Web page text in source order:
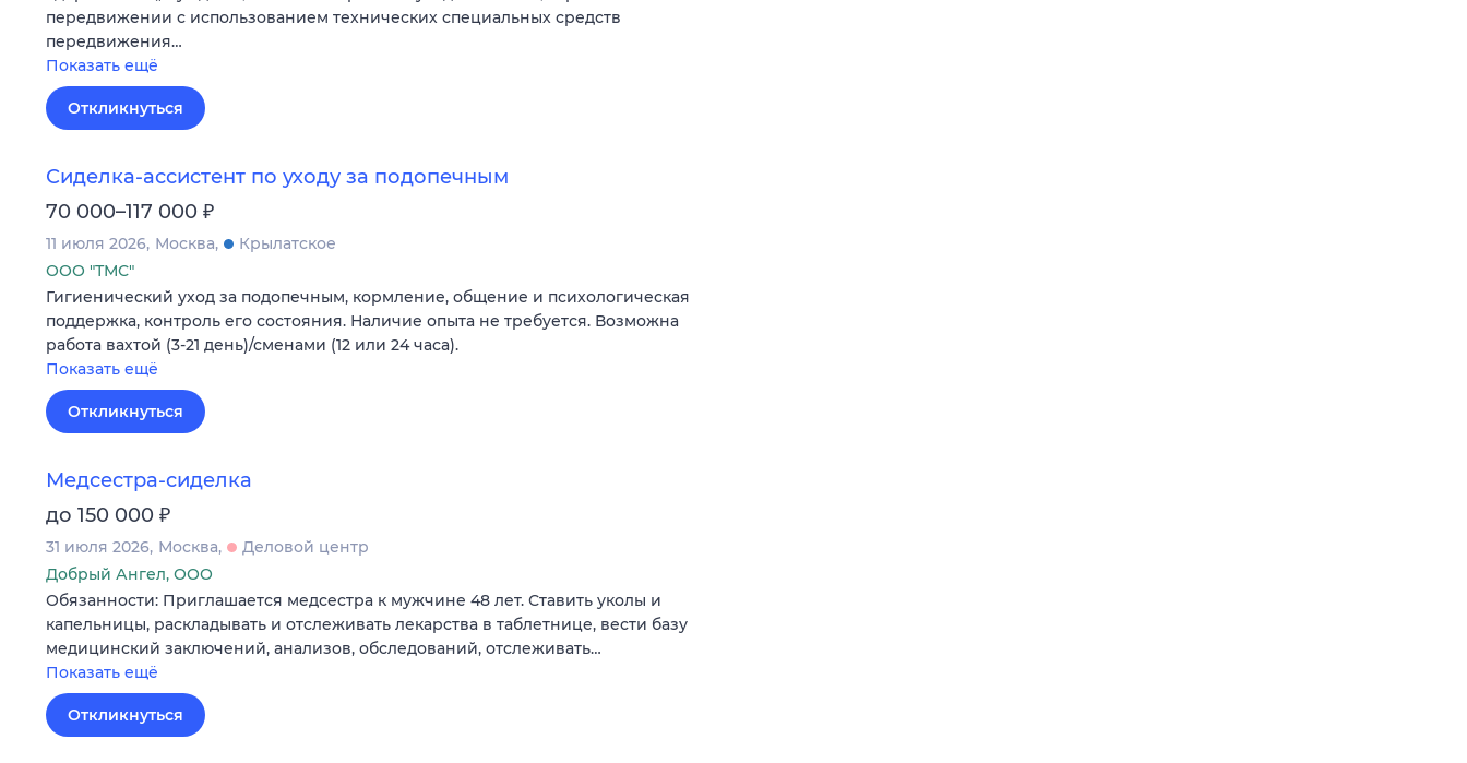
передвижении с использованием технических специальных средств
передвижения…
Показать ещё
Откликнуться
Сиделка-ассистент по уходу за подопечным
70 000–117 000 ₽
11 июля 2026 Москва
Крылатское
ООО "ТМС"
Гигиенический уход за подопечным, кормление, общение и психологическая
поддержка, контроль его состояния. Наличие опыта не требуется. Возможна
работа вахтой (3-21 день)/сменами (12 или 24 часа).
Показать ещё
Откликнуться
Медсестра-сиделка
до 150 000 ₽
31 июля 2026 Москва
Деловой центр
Добрый Ангел, ООО
Обязанности: Приглашается медсестра к мужчине 48 лет. Ставить уколы и
капельницы, раскладывать и отслеживать лекарства в таблетнице, вести базу
медицинский заключений, анализов, обследований, отслеживать…
Показать ещё
Откликнуться